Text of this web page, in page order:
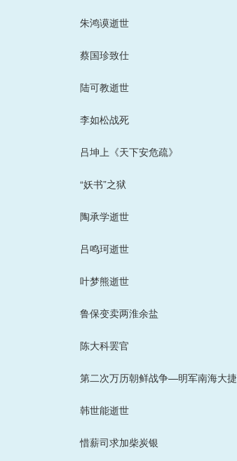
朱鸿谟逝世
蔡国珍致仕
陆可教逝世
李如松战死
吕坤上《天下安危疏》
“妖书”之狱
陶承学逝世
吕鸣珂逝世
叶梦熊逝世
鲁保变卖两淮余盐
陈大科罢官
第二次万历朝鲜战争—明军南海大捷
韩世能逝世
惜薪司求加柴炭银